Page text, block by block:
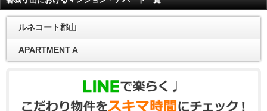
ルネコート郡山
APARTMENT A